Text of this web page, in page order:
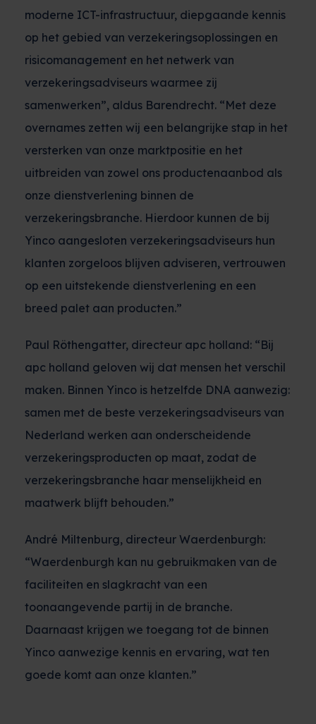
moderne ICT-infrastructuur, diepgaande kennis
op het gebied van verzekeringsoplossingen en
risicomanagement en het netwerk van
verzekeringsadviseurs waarmee zij
samenwerken”, aldus Barendrecht. “Met deze
overnames zetten wij een belangrijke stap in het
versterken van onze marktpositie en het
uitbreiden van zowel ons productenaanbod als
onze dienstverlening binnen de
verzekeringsbranche. Hierdoor kunnen de bij
Yinco aangesloten verzekeringsadviseurs hun
klanten zorgeloos blijven adviseren, vertrouwen
op een uitstekende dienstverlening en een
breed palet aan producten.”
Paul Röthengatter, directeur apc holland: “Bij
apc holland geloven wij dat mensen het verschil
maken. Binnen Yinco is hetzelfde DNA aanwezig:
samen met de beste verzekeringsadviseurs van
Nederland werken aan onderscheidende
verzekeringsproducten op maat, zodat de
verzekeringsbranche haar menselijkheid en
maatwerk blijft behouden.”
André Miltenburg, directeur Waerdenburgh:
“Waerdenburgh kan nu gebruikmaken van de
faciliteiten en slagkracht van een
toonaangevende partij in de branche.
Daarnaast krijgen we toegang tot de binnen
Yinco aanwezige kennis en ervaring, wat ten
goede komt aan onze klanten.”